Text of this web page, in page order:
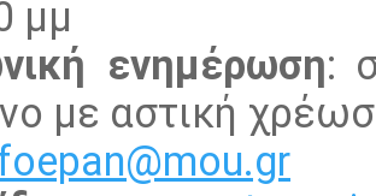
µµ
ενημέρωση:
με αστική